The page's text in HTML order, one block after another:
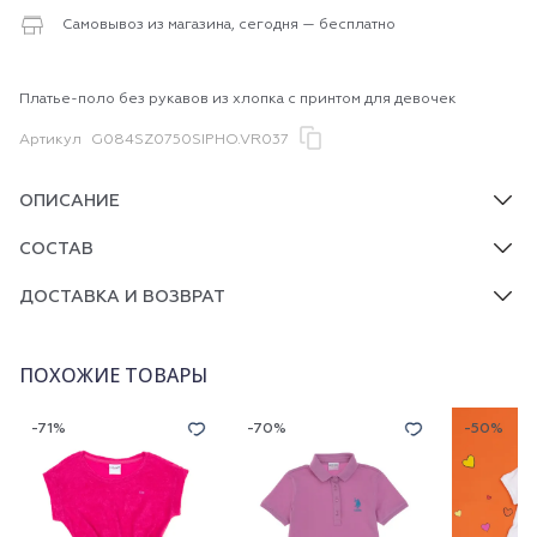
Самовывоз из магазина, сегодня — бесплатно
Платье-поло без рукавов из хлопка с принтом для девочек
Артикул G084SZ0750SIPHO.VR037
ОПИСАНИЕ
СОСТАВ
ДОСТАВКА И ВОЗВРАТ
ПОХОЖИЕ ТОВАРЫ
-71% -70% -50%